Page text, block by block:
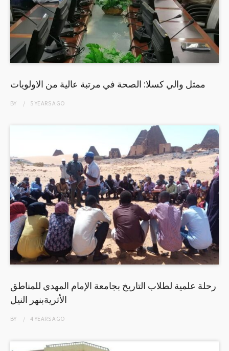
ممثل والي كسلا: الصحة في مرتبة عالية من الاولويات
BY 5 YEARSAGO
رحلة علمية لطلاب التاريخ بجامعة الإمام المهدي للمناطق
الأثريةبنهر النيل
BY 4 YEARSAGO